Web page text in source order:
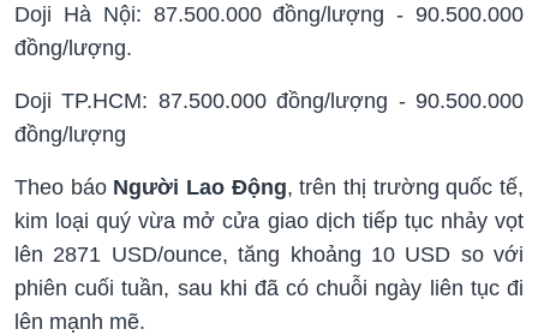
Doji Hà Nội: 87.500.000 đồng/lượng - 90.500.000
đồng/lượng.
Doji TP.HCM: 87.500.000 đồng/lượng - 90.500.000
đồng/lượng
Theo báo Người Lao Động, trên thị trường quốc tế,
kim loại quý vừa mở cửa giao dịch tiếp tục nhảy vọt
lên 2871 USD/ounce, tăng khoảng 10 USD so với
phiên cuối tuần, sau khi đã có chuỗi ngày liên tục đi
lên mạnh mẽ.